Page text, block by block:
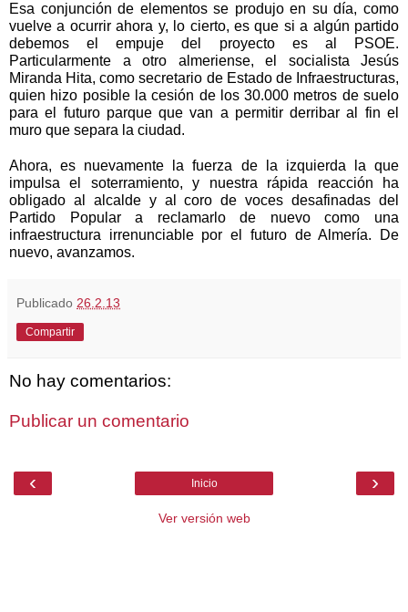
Esa conjunción de elementos se produjo en su día, como
vuelve a ocurrir ahora y, lo cierto, es que si a algún partido
debemos el empuje del proyecto es al PSOE.
Particularmente a otro almeriense, el socialista Jesús
Miranda Hita, como secretario de Estado de Infraestructuras,
quien hizo posible la cesión de los 30.000 metros de suelo
para el futuro parque que van a permitir derribar al fin el
muro que separa la ciudad.
Ahora, es nuevamente la fuerza de la izquierda la que
impulsa el soterramiento, y nuestra rápida reacción ha
obligado al alcalde y al coro de voces desafinadas del
Partido Popular a reclamarlo de nuevo como una
infraestructura irrenunciable por el futuro de Almería. De
nuevo, avanzamos.
Publicado 26.2.13
Compartir
No hay comentarios:
Publicar un comentario
‹ ›
Inicio
Ver versión web